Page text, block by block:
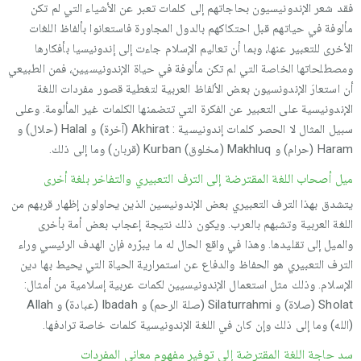
فقد شعر الإندونيسيون بحاجاتهم إلى كلمات تعبر عن الأشياء التي لم تكن
مألوفة في حياتهم قبل احتكاكهم بالدول المجاورة فاستعانوا بألفاظ اللغات
الأخرى للتعبير عنها، وبما أن تعاليم الإسلام جاءت إلى إندونيسيا بأفكارها
ومصطلحاتها الخاصة التي لم تكن مألوفة في حياة الإندونيسيين، فمن الطبيعي
أن استعارَ الإندونسيون بعض الألفاظ العربية لتغطية قصور مفردات اللغة
الإندونيسية على التعبير عن الفكرة التي تتضمنها الكلمات غير المألومة. وعلى
سبيل المثال لا الحصر كلمات إندونيسية : Akhirat (آخرة) و Halal (حلال) و
Haram (حرام) و Makhluq (مخلوق) Kurban (قربان) وما إلى ذلك.
ميل أصحاب اللغة المقترضة إلى الترف التعبيري والتفاخر بلغة أخرى
يتشدق بهذا الترف التعبيري بعض الإندونيسين الذين يحاولون إظهار قربهم من
اللغة العربية وتشبهم بالعرب. ويكون ذلك نتيجة إعجاب بعض أمة بأخرى
والميل إلى تقليدها. وهذا في واقع الحال له ما يبرّره فإن الهدف الرئيسي وراء
الترف التعبيري هو الحفاظ والدفاع عن استمرارية الحياة التي يحيط بها دين
الإسلام. وذلك مثل استعمال الإندونيسيين لكمات عربية إسلامية من أمثال:
Sholat (صلاة) و Silaturrahmi (صلة الرحم) و Ibadah (عبادة) و Allah
(الله) وما إلى ذلك وإن كان في اللغة الإندونيسية كلمات خاصة ترادفها.
سد حاجة اللغة المقترضة إلى توفير مفهوم معاني المفردات